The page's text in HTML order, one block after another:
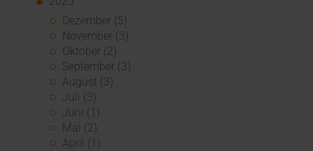
Dezember (5)
November (3)
Oktober (2)
September (3)
August (3)
Juli (3)
Juni (1)
Mai (2)
April (1)